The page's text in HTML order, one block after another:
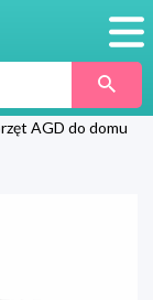
AGD do domu